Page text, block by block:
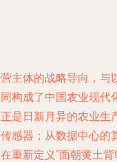
主体的战略导向，与
构成了中国农业现代
是日新月异的农业生
感器；从数据中心的
重新定义“面朝黄土